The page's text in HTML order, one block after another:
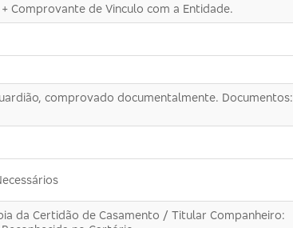
Comprovante de Vinculo com a Entidade.
comprovado documentalmente. Documentos:
da Certidão de Casamento / Titular Companheiro: